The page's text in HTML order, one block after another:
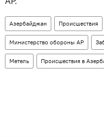
Азербайджан Происшествия
Министерство обороны АР
Метель Происшествия в